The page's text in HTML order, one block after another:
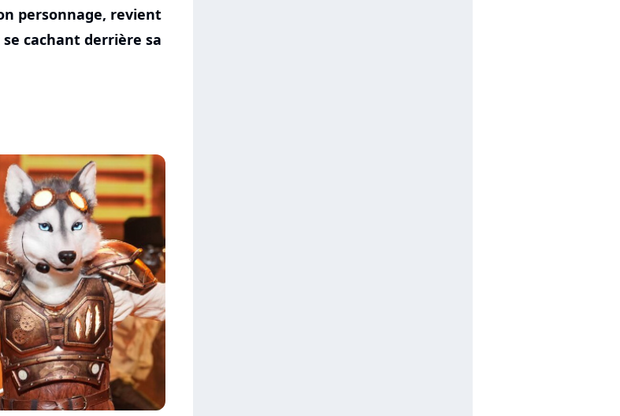
personnage, revient
cachant derrière sa